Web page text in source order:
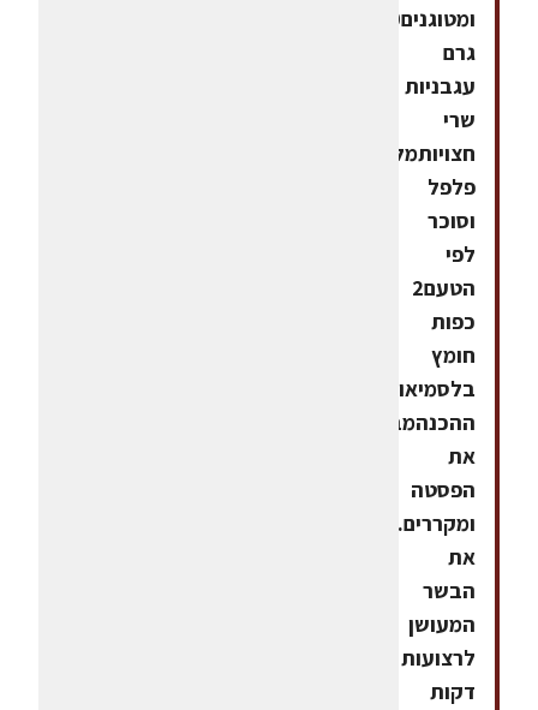
ומטוגנים200
גרם
עגבניות
שרי
חצויותמלח,
פלפל
וסוכר
לפי
הטעם2
כפות
חומץ
בלסמיאופן
ההכנהמבשלים
את
הפסטה
ומקררים.חותכים
את
הבשר
המעושן
לרצועות
דקות